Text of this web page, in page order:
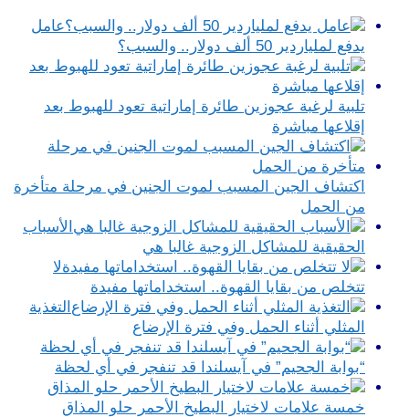
عامل
يدفع لملياردير 50 ألف دولار.. والسبب؟
تلبية لرغبة عجوزين طائرة إماراتية تعود للهبوط بعد
إقلاعها مباشرة
اكتشاف الجين المسبب لموت الجنين في مرحلة متأخرة
من الحمل
الأسباب
الحقيقية للمشاكل الزوجية غالبا هي
لا
تتخلص من بقايا القهوة.. استخداماتها مفيدة
التغذية
المثلي أثناء الحمل وفي فترة الإرضاع
“بوابة الجحيم” في آيسلندا قد تنفجر في أي لحظة
خمسة علامات لاختيار البطيخ الأحمر حلو المذاق